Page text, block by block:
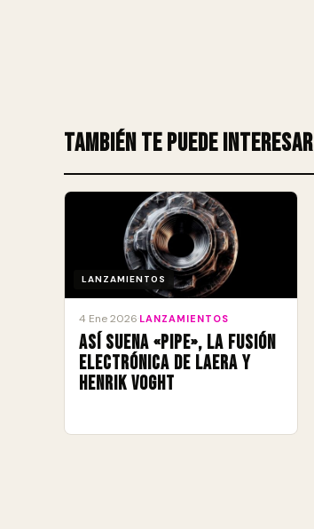
También te puede interesar
LANZAMIENTOS
4 Ene 2026 LANZAMIENTOS
Así suena «Pipe», la fusión
electrónica de Laera y
Henrik Voght